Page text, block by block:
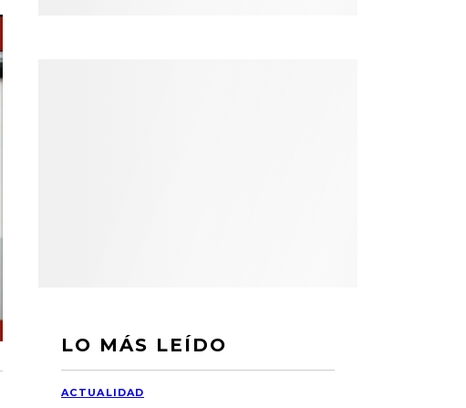
LO MÁS LEÍDO
ACTUALIDAD